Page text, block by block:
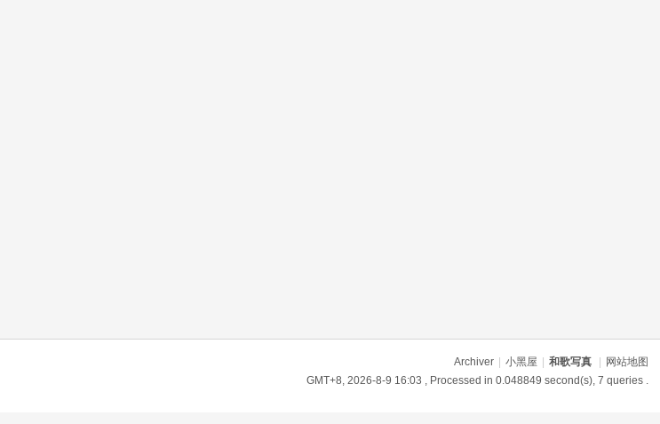
Archiver 小黑屋 和歌写真
网站地图
GMT+8, 2026-8-9 16:03 , Processed in 0.048849 second(s), 7 queries .